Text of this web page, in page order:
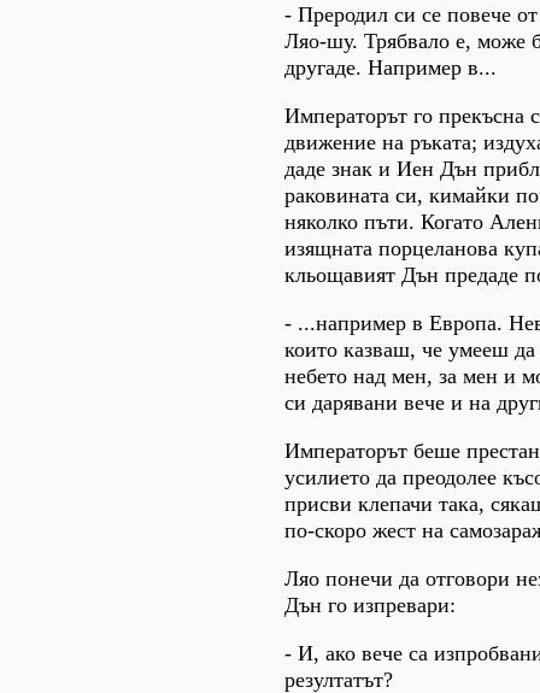
- Преродил си се повече
Ляо-шу. Трябвало е, може
другаде. Например в...
Императорът го прекъсна
движение на ръката;
даде знак и Иен Дън
раковината си, кимайки
няколко пъти. Когато
изящната порцеланова
кльощавият Дън предаде
- ...например в Европа.
които казваш, че умееш
небето над мен, за мен и
си дарявани вече и на
Императорът беше
усилието да преодолее
присви клепачи така,
по-скоро жест на
Ляо понечи да отговори
Дън го изпревари:
- И, ако вече са
резултатът?